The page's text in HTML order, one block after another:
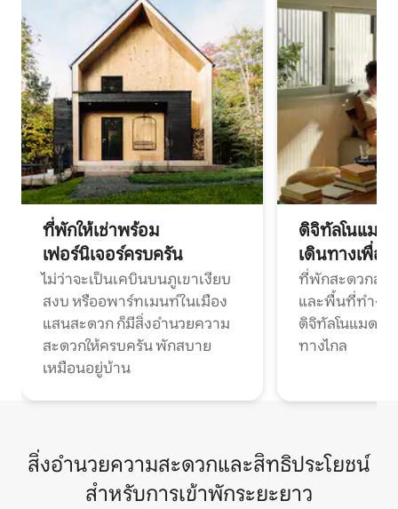
ที่พักให้เช่าพร้อม
เฟอร์นิเจอร์ครบครัน
ไม่ว่าจะเป็นเคบินบนภูเขาเงียบ
สงบ หรืออพาร์ทเมนท์ในเมือง
แสนสะดวก ก็มีสิ่งอำนวยความ
สะดวกให้ครบครัน พักสบาย
เหมือนอยู่บ้าน
ดิจิทัลโนแมด
เดินทางเพื่อ
ที่พักสะดวกสบ
และพื้นที่ทำงา
ดิจิทัลโนแมดแ
ทางไกล
สิ่งอำนวยความสะดวกและสิทธิประโยชน์
สำหรับการเข้าพักระยะยาว